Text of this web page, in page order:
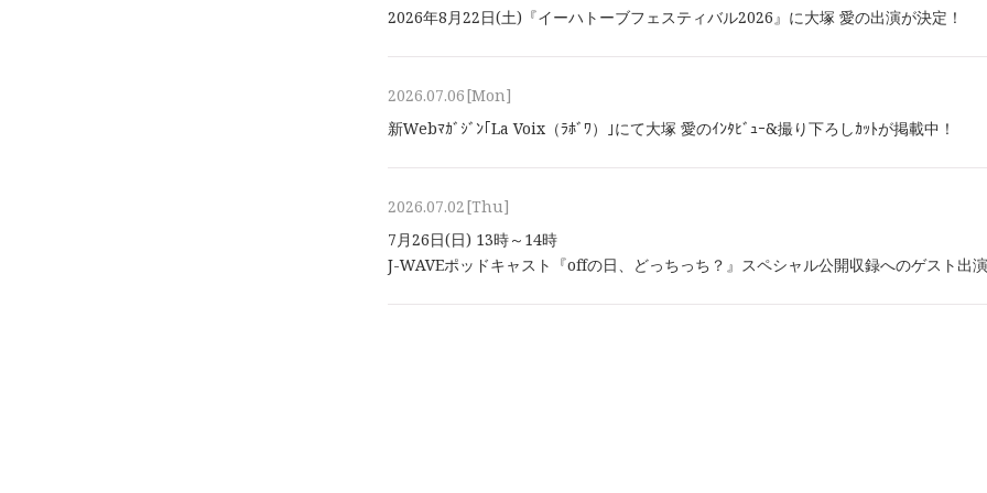
2026年8⽉22⽇(土)『イーハトーブフェスティバル2026』に大塚 愛の出演が決定！
2026.07.06[Mon]
新Webﾏｶﾞｼﾞﾝ｢La Voix（ﾗﾎﾞﾜ）｣にて大塚 愛のｲﾝﾀﾋﾞｭｰ&撮り下ろしｶｯﾄが掲載中！
2026.07.02[Thu]
7月26日(日) 13時～14時
J-WAVEポッドキャスト『offの日、どっちっち？』スペシャル公開収録へのゲスト出演